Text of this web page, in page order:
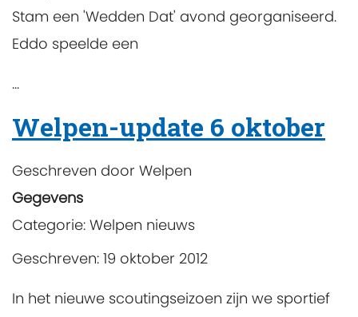
Stam een 'Wedden Dat' avond georganiseerd.
Eddo speelde een
...
Welpen-update 6 oktober
Geschreven door Welpen
Gegevens
Categorie: Welpen nieuws
Geschreven: 19 oktober 2012
In het nieuwe scoutingseizoen zijn we sportief